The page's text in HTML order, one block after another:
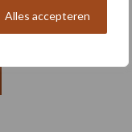
Alles accepteren